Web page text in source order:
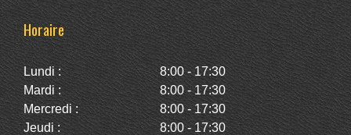
Horaire
Lundi :
8:00 - 17:30
Mardi :
8:00 - 17:30
Mercredi :
8:00 - 17:30
Jeudi :
8:00 - 17:30